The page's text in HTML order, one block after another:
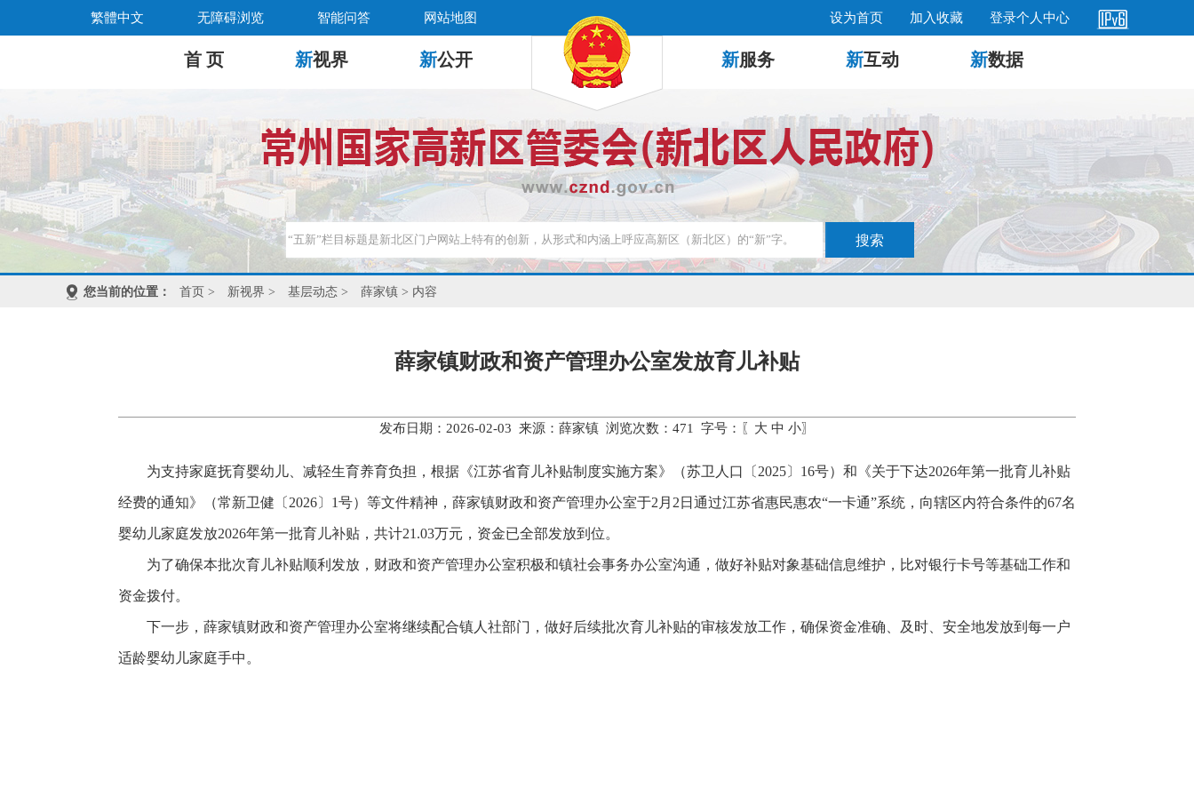
繁體中文 无障碍浏览 智能问答 网站地图 设为首页 加入收藏 登录个人中心
首 页 新视界 新公开 新服务 新互动 新数据
您当前的位置： 首页 > 新视界 > 基层动态 > 薛家镇 > 内容
薛家镇财政和资产管理办公室发放育儿补贴
发布日期：2026-02-03 来源：薛家镇 浏览次数： 471 字号：〖 大 中 小〗
为支持家庭抚育婴幼儿、减轻生育养育负担，根据《江苏省育儿补贴制度实施方案》（苏卫人口〔2025〕16号）和《关于下达2026年第一批育儿补贴
经费的通知》（常新卫健〔2026〕1号）等文件精神，薛家镇财政和资产管理办公室于2月2日通过江苏省惠民惠农“一卡通”系统，向辖区内符合条件的67名
婴幼儿家庭发放2026年第一批育儿补贴，共计21.03万元，资金已全部发放到位。
为了确保本批次育儿补贴顺利发放，财政和资产管理办公室积极和镇社会事务办公室沟通，做好补贴对象基础信息维护，比对银行卡号等基础工作和
资金拨付。
下一步，薛家镇财政和资产管理办公室将继续配合镇人社部门，做好后续批次育儿补贴的审核发放工作，确保资金准确、及时、安全地发放到每一户
适龄婴幼儿家庭手中。